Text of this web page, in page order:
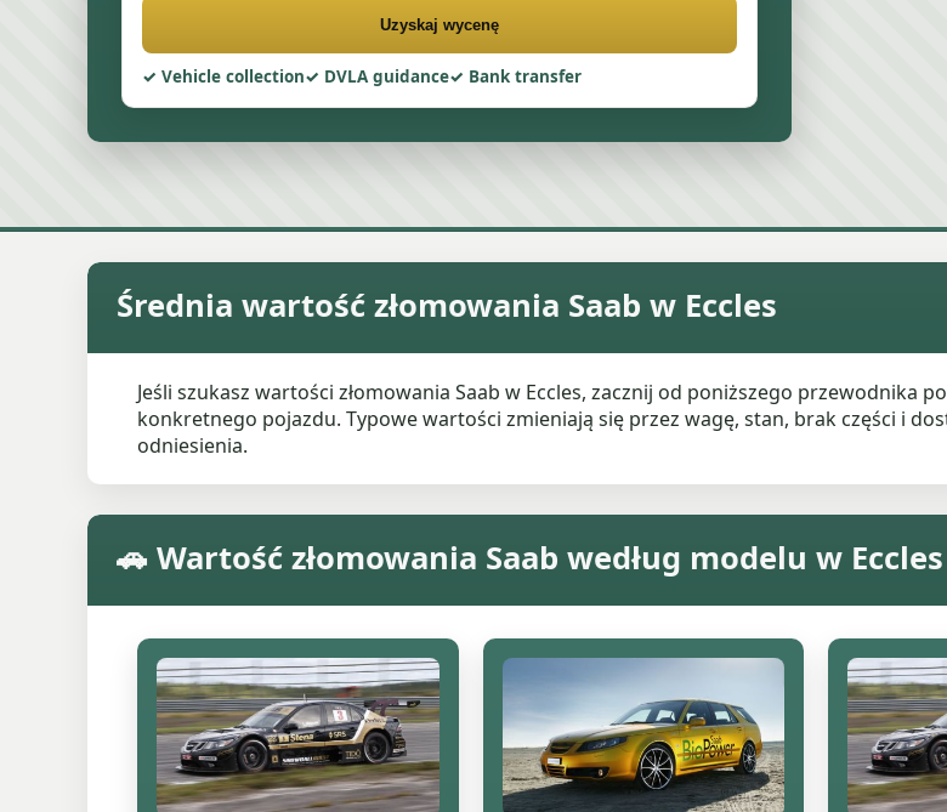
Uzyskaj wycenę
Vehicle collection DVLA guidance Bank transfer
Średnia wartość złomowania Saab w Eccles
Jeśli szukasz wartości złomowania Saab w Eccles, zacznij od poniższego przewodnika
konkretnego pojazdu. Typowe wartości zmieniają się przez wagę, stan, brak części i
odniesienia.
🚗 Wartość złomowania Saab według modelu w Eccles